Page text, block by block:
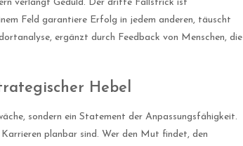
verlangt Geduld. Der dritte Fallstrick ist
Feld garantiere Erfolg in jedem anderen, täuscht
ergänzt durch Feedback von Menschen, die
Hebel
sondern ein Statement der Anpassungsfähigkeit.
planbar sind. Wer den Mut findet, den